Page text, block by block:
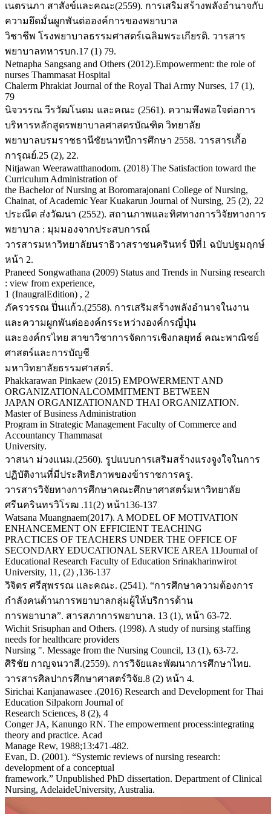
เนตรนภา สาสังข์และคณะ(2559). การเสริมสร้างพลังอำนาจกับ
ความยึดมั่นผูกพันต่อองค์การของพยาบาล
วิชาชีพ โรงพยาบาลธรรมศาสตร์เฉลิมพระเกียรติ. วารสาร
พยาบาลทหารบก.17 (1) 79.
Netnapha Sangsang and Others (2012).Empowerment: the role of
nurses Thammasat Hospital
Chalerm Phrakiat Journal of the Royal Thai Army Nurses, 17 (1),
79
นิจวรรณ วีรวัฒโนดม และคณะ (2561). ความพึงพอใจต่อการ
บริหารหลักสูตรพยาบาลศาสตรบัณฑิต วิทยาลัย
พยาบาลบรมราชธานีชัยนาทปีการศึกษา 2558. วารสารเกื้อ
การุณย์.25 (2), 22.
Nitjawan Weerawatthanodom. (2018) The Satisfaction toward the
Curriculum Administration of
the Bachelor of Nursing at Boromarajonani College of Nursing,
Chainat, of Academic Year Kuakarun Journal of Nursing, 25 (2), 22
ประณีต ส่งวัฒนา (2552). สถานภาพและทิศทางการวิจัยทางการ
พยาบาล : มุมมองจากประสบการณ์
วารสารมหาวิทยาลัยนราธิวาสราชนครินทร์ ปีที่1 ฉบับปฐมฤกษ์
หน้า 2.
Praneed Songwathana (2009) Status and Trends in Nursing research
: view from experience,
1 (InaugralEdition) , 2
ภัครวรรณ ปิ่นแก้ว.(2558). การเสริมสร้างพลังอำนาจในงาน
และความผูกพันต่อองค์กรระหว่างองค์กรญี่ปุ่น
และองค์กรไทย สาขาวิชาการจัดการเชิงกลยุทธ์ คณะพาณิชย์
ศาสตร์และการบัญชี
มหาวิทยาลัยธรรมศาสตร์.
Phakkarawan Pinkaew (2015) EMPOWERMENT AND
ORGANIZATIONALCOMMITMENT BETWEEN
JAPAN ORGANIZATIONAND THAI ORGANIZATION.
Master of Business Administration
Program in Strategic Management Faculty of Commerce and
Accountancy Thammasat
University.
วาสนา ม่วงแนม.(2560). รูปแบบการเสริมสร้างแรงจูงใจในการ
ปฏิบัติงานที่มีประสิทธิภาพของข้าราชการครู.
วารสารวิจัยทางการศึกษาคณะศึกษาศาสตร์มหาวิทยาลัย
ศรีนครินทรวิโรฒ .11(2) หน้า136-137
Watsana Muangnaem(2017). A MODEL OF MOTIVATION
ENHANCEMENT ON EFFICIENT TEACHING
PRACTICES OF TEACHERS UNDER THE OFFICE OF
SECONDARY EDUCATIONAL SERVICE AREA 11Journal of
Educational Research Faculty of Education Srinakharinwirot
University, 11, (2) ,136-137
วิจิตร ศรีสุพรรณ และคณะ. (2541). “การศึกษาความต้องการ
กำลังคนด้านการพยาบาลกลุ่มผู้ให้บริการด้าน
การพยาบาล”. สารสภาการพยาบาล. 13 (1), หน้า 63-72.
Wichit Srisuphan and Others. (1998). A study of nursing staffing
needs for healthcare providers
Nursing ". Message from the Nursing Council, 13 (1), 63-72.
ศิริชัย กาญจนวาสี.(2559). การวิจัยและพัฒนาการศึกษาไทย.
วารสารศิลปากรศึกษาศาสตร์วิจัย.8 (2) หน้า 4.
Sirichai Kanjanawasee .(2016) Research and Development for Thai
Education Silpakorn Journal of
Research Sciences, 8 (2), 4
Conger JA, Kanungo RN. The empowerment process:integrating
theory and practice. Acad
Manage Rew, 1988;13:471-482.
Evan, D. (2001). “Systemic reviews of nursing research:
development of a conceptual
framework.” Unpublished PhD dissertation. Department of Clinical
Nursing, AdelaideUniversity, Australia.